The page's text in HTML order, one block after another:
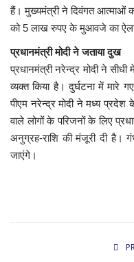
हैं। मुख्यमंत्री ने दिवंगत आत्माओं
को 5 लाख रुपए के मुआवजे का
प्रधानमंत्री मोदी ने जताया दुख
प्रधानमंत्री नरेन्द्र मोदी ने
व्यक्त किया है। दुर्घटना में मारे
पीएम नरेन्द्र मोदी ने मध्य
वाले लोगों के परिजनों के लिए
अनुग्रह-राशि की मंजूरी दी है।
जाएंगे।